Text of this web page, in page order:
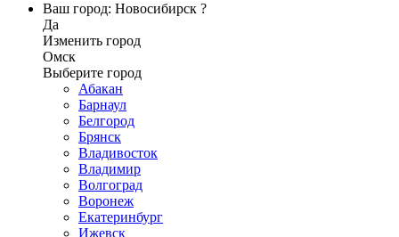
Ваш город: Новосибирск ?
Да
Изменить город
Омск
Выберите город
Абакан
Барнаул
Белгород
Брянск
Владивосток
Владимир
Волгоград
Воронеж
Екатеринбург
Ижевск